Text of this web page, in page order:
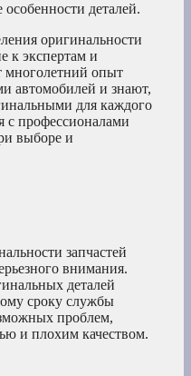
деталей.
оригинальности
к экспертам и
опыт
автомобилей и знают,
для каждого
с профессионалами
выборе и
запчастей
внимания.
деталей
сроку службы
проблем,
и плохим качеством.